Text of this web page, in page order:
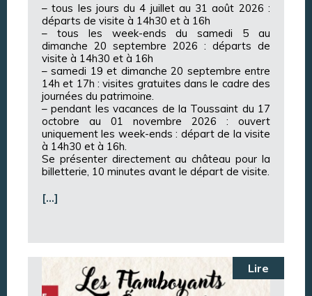
– tous les jours du 4 juillet au 31 août 2026 :
départs de visite à 14h30 et à 16h
– tous les week-ends du samedi 5 au
dimanche 20 septembre 2026 : départs de
visite à 14h30 et à 16h
– samedi 19 et dimanche 20 septembre entre
14h et 17h : visites gratuites dans le cadre des
journées du patrimoine.
– pendant les vacances de la Toussaint du 17
octobre au 01 novembre 2026 : ouvert
uniquement les week-ends : départ de la visite
à 14h30 et à 16h.
Se présenter directement au château pour la
billetterie, 10 minutes avant le départ de visite.
[…]
Lire